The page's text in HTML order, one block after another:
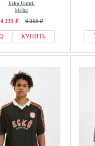
Ecko Unltd.
Майка
4 235 ₽ 6 355 ₽
КУПИТЬ